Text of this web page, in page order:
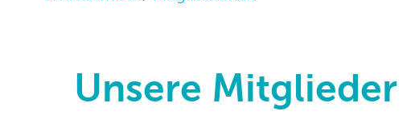
Unsere Mitglieder